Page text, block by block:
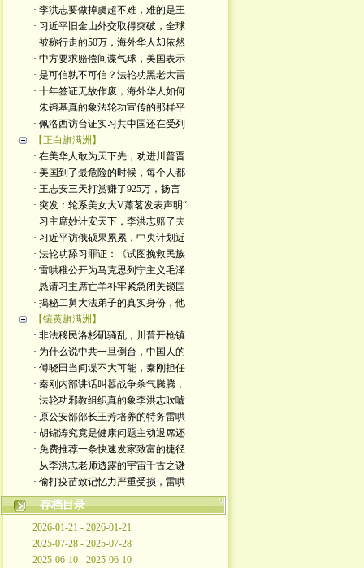
· 李洪志要做掉虞超不难，难的是王
· 习近平旧金山外交取得突破，全球
· 被称行走的50万，海外华人却依然
· 中方要求赔偿间谍气球，美国表示
· 是可信孰不可信？法轮功黑老大雷
· 十年签证无故作废，海外华人如何
· 朱镕基真的象法轮功宣传的那样平
· 佩洛西访台证实习共中国还在受列
【正白旗满洲】
· 在美华人敢为天下先，劝进川普晋
· 美国到了最危险的时候，每个人都
· 王志安三天打赏赚了925万，扬言
· 突发：轮系美女大V蕭茗发表声明“
· 习主席妙计安天下，李洪志赔了夫
· 习近平访俄硕果累累，中央计划近
· 法轮功舔习罪证：《试图挽救民族
· 雷哄稚公开为马克思列宁主义毛泽
· 恳请习主席亡羊补牢紧急闭关锁国
· 揭秘二舅大法弟子的真实身份，他
【镶黄旗满洲】
· 非法移民洛杉矶骚乱，川普开枪镇
· 为什么说中共一旦倒台，中国人的
· 傅晓田当间谍不大可能，秦刚担任
· 秦刚内部讲话叫嚣战争杀气腾腾，
· 法轮功邪教组织真的象李洪志吹嘘
· 原公安部部长王芳培养的特务雷哄
· 胡锦涛究竟是健康问题主动退席还
· 免费推荐一条快速发家致富的捷径
· 从李洪志老师透露的宇宙千古之谜
· 偷打疫苗致记忆力严重受损，雷哄
存档目录
2026-01-21 - 2026-01-21
2025-07-28 - 2025-07-28
2025-06-10 - 2025-06-10